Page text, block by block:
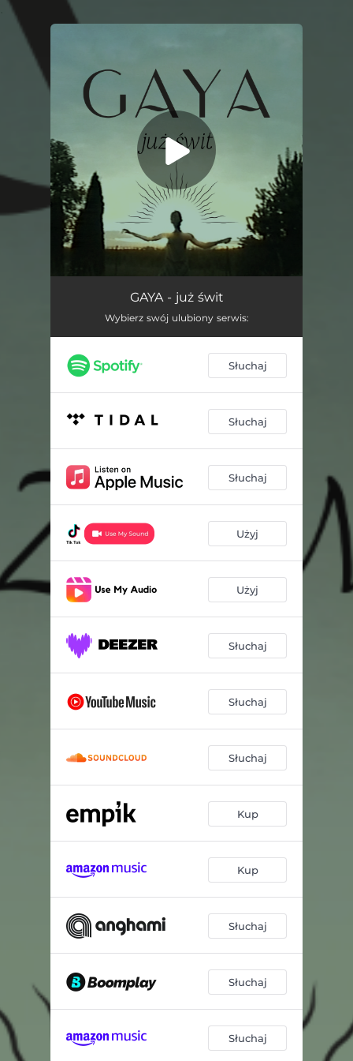
GAYA - już świt
Wybierz swój ulubiony serwis:
Słuchaj
Słuchaj
Słuchaj
Użyj
Użyj
Słuchaj
Słuchaj
Słuchaj
Kup
Kup
Słuchaj
Słuchaj
Słuchaj